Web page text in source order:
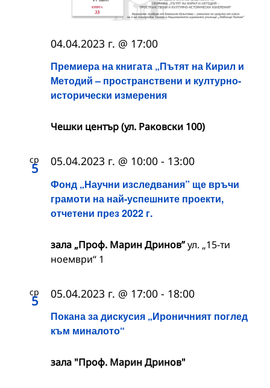
Премиера на книгата „Пътят на Кирил и
Методий – пространствени и културно-
исторически измерения
04.04.2023 г. @ 17:00
Чешки център (ул. Раковски 100)
ср
5
Фонд „Научни изследвания” ще връчи
грамоти на най-успешните проекти,
отчетени през 2022 г.
05.04.2023 г. @ 10:00 - 13:00
зала „Проф. Марин Дринов”ул. „15-ти
ноември“ 1
ср
5
Покана за дискусия „Ироничният поглед
към миналото“
05.04.2023 г. @ 17:00 - 18:00
зала "Проф. Марин Дринов"